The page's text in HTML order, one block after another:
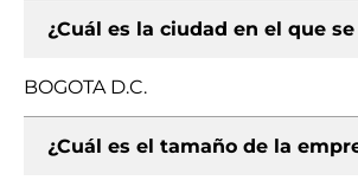
¿Cuál es la ciudad en el que
BOGOTA D.C.
¿Cuál es el tamaño de la